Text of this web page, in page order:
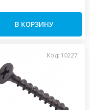
В КОРЗИНУ
Код: 10227